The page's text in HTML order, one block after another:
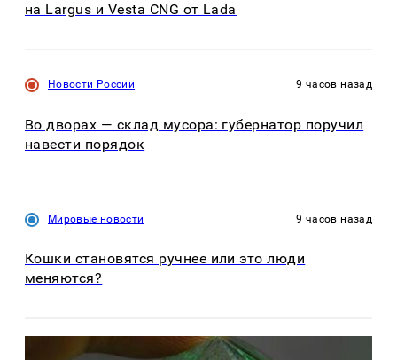
на Largus и Vesta CNG от Lada
Новости России 9 часов назад
Во дворах — склад мусора: губернатор поручил
навести порядок
Мировые новости 9 часов назад
Кошки становятся ручнее или это люди
меняются?